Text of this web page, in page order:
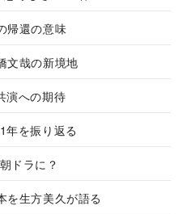
帰還の意味
文哉の新境地
演への期待
年を振り返る
ドラに？
を生方美久が語る